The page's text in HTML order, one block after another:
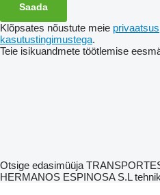
Klõpsates nõustute meie
kasutustingimustega.
Teie isikuandmete töötlemise
Otsige edasimüüja
HERMANOS ESPINOSA S.L